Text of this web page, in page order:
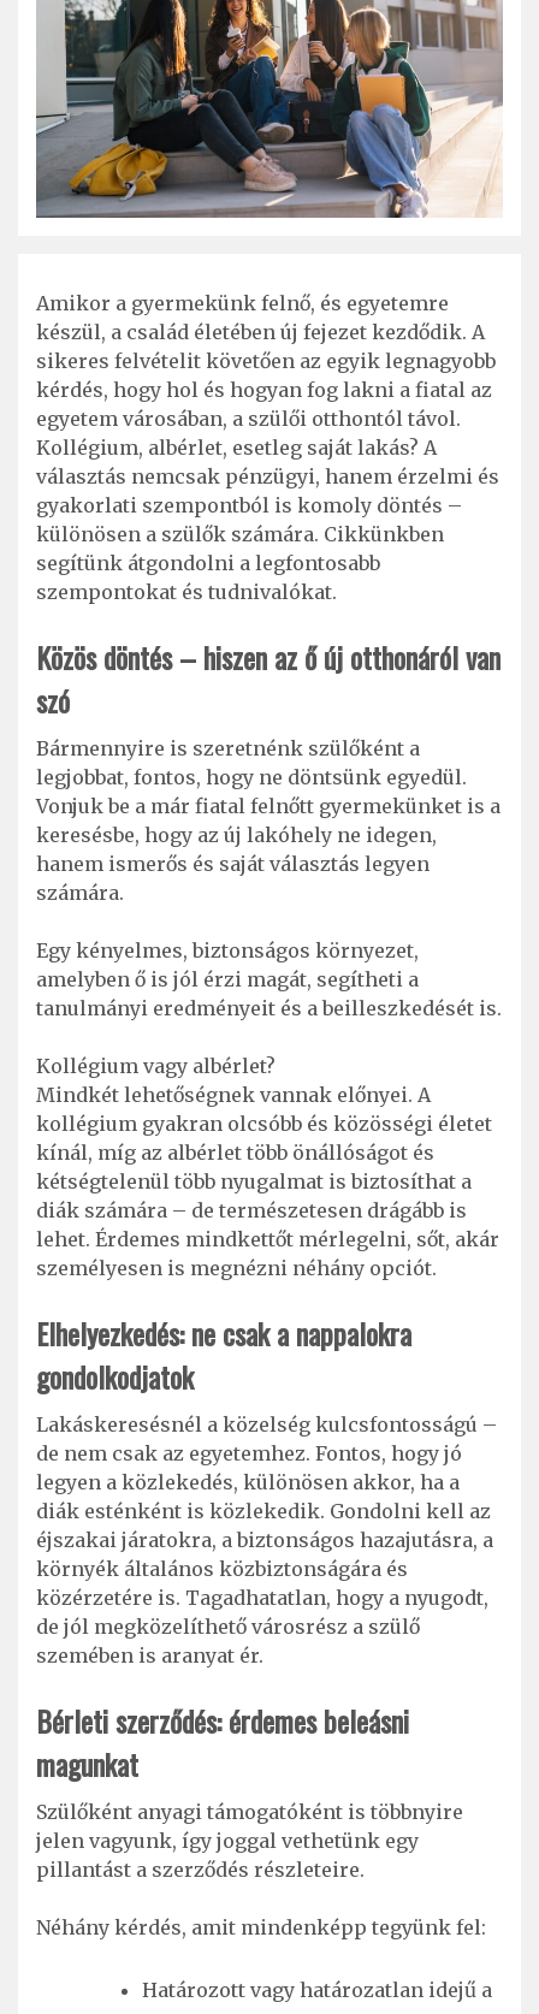
Amikor a gyermekünk felnő, és egyetemre
készül, a család életében új fejezet kezdődik. A
sikeres felvételit követően az egyik legnagyobb
kérdés, hogy hol és hogyan fog lakni a fiatal az
egyetem városában, a szülői otthontól távol.
Kollégium, albérlet, esetleg saját lakás? A
választás nemcsak pénzügyi, hanem érzelmi és
gyakorlati szempontból is komoly döntés –
különösen a szülők számára. Cikkünkben
segítünk átgondolni a legfontosabb
szempontokat és tudnivalókat.
Közös döntés – hiszen az ő új otthonáról van
szó
Bármennyire is szeretnénk szülőként a
legjobbat, fontos, hogy ne döntsünk egyedül.
Vonjuk be a már fiatal felnőtt gyermekünket is a
keresésbe, hogy az új lakóhely ne idegen,
hanem ismerős és saját választás legyen
számára.
Egy kényelmes, biztonságos környezet,
amelyben ő is jól érzi magát, segítheti a
tanulmányi eredményeit és a beilleszkedését is.
Kollégium vagy albérlet?
Mindkét lehetőségnek vannak előnyei. A
kollégium gyakran olcsóbb és közösségi életet
kínál, míg az albérlet több önállóságot és
kétségtelenül több nyugalmat is biztosíthat a
diák számára – de természetesen drágább is
lehet. Érdemes mindkettőt mérlegelni, sőt, akár
személyesen is megnézni néhány opciót.
Elhelyezkedés: ne csak a nappalokra
gondolkodjatok
Lakáskeresésnél a közelség kulcsfontosságú –
de nem csak az egyetemhez. Fontos, hogy jó
legyen a közlekedés, különösen akkor, ha a
diák esténként is közlekedik. Gondolni kell az
éjszakai járatokra, a biztonságos hazajutásra, a
környék általános közbiztonságára és
közérzetére is. Tagadhatatlan, hogy a nyugodt,
de jól megközelíthető városrész a szülő
szemében is aranyat ér.
Bérleti szerződés: érdemes beleásni
magunkat
Szülőként anyagi támogatóként is többnyire
jelen vagyunk, így joggal vethetünk egy
pillantást a szerződés részleteire.
Néhány kérdés, amit mindenképp tegyünk fel:
Határozott vagy határozatlan idejű a